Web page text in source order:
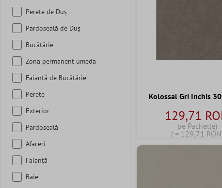
Perete de Duș
Pardoseală de Duș
Bucătărie
Zona permanent umeda
Faianță de Bucătărie
Perete
Exterior
Pardoseală
Afaceri
Faianță
Baie
Kolossal Gri Inchis
129,71
pe Pachet(e)
( = 129,71